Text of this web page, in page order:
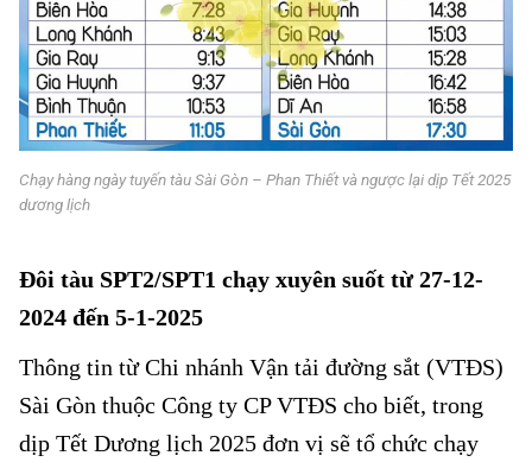
Chạy hàng ngày tuyến tàu Sài Gòn – Phan Thiết và ngược lại dịp Tết 2025
dương lịch
Đôi tàu SPT2/SPT1 chạy xuyên suốt từ 27-12-
2024 đến 5-1-2025
Thông tin từ Chi nhánh Vận tải đường sắt (VTĐS)
Sài Gòn thuộc Công ty CP VTĐS cho biết, trong
dịp Tết Dương lịch 2025 đơn vị sẽ tổ chức chạy